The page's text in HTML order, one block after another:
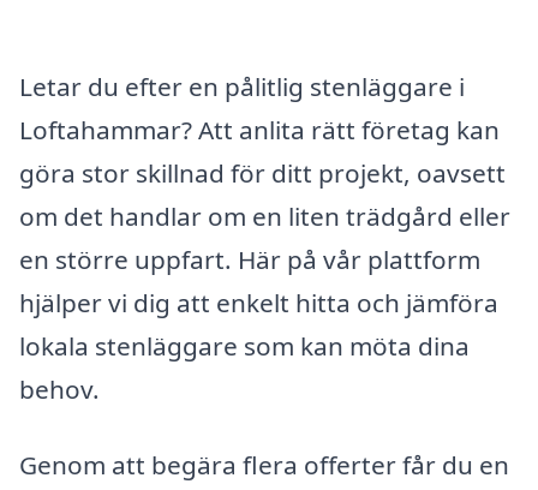
Letar du efter en pålitlig stenläggare i
Loftahammar? Att anlita rätt företag kan
göra stor skillnad för ditt projekt, oavsett
om det handlar om en liten trädgård eller
en större uppfart. Här på vår plattform
hjälper vi dig att enkelt hitta och jämföra
lokala stenläggare som kan möta dina
behov.
Genom att begära flera offerter får du en